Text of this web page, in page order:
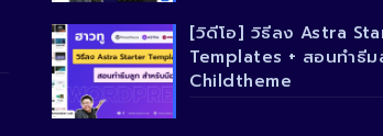
[วิดีโอ] วิธีลง Astra
Templates + สอนทำธีม
Childtheme